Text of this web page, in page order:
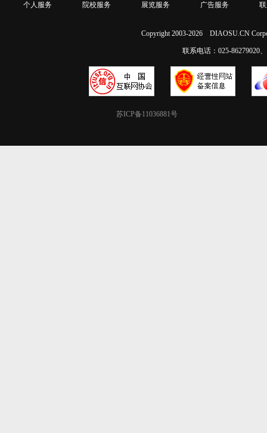
个人服务 院校服务 展览服务 广告服务
Copyright 2003-2026 DIAOSU.CN
联系电话：025-86279020
苏ICP备11036881号